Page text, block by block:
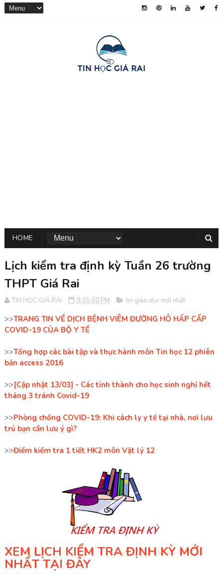
HOME
Lịch kiểm tra định kỳ Tuần 26 trường
THPT Giá Rai
TIN HỌC GIÁ RAI 9:15:00 PM tin giáo dục mới nhất
>>TRANG TIN VỀ DỊCH BỆNH VIÊM ĐƯỜNG HÔ HẤP CẤP
COVID-19 CỦA BỘ Y TẾ
>>Tổng hợp các bài tập và thực hành môn Tin học 12 phiên
bản access 2016
>>[Cập nhật 13/03] - Các tỉnh thành cho học sinh nghỉ hết
tháng 3 tránh Covid-19
>>Phòng chống COVID-19: Khi cách ly y tế tại nhà, nơi lưu
trú bạn cần lưu ý gì?
>>Điểm kiểm tra 1 tiết HK2 môn Vật lý 12
XEM LỊCH KIỂM TRA ĐỊNH KỲ MỚI
NHẤT TẠI ĐÂY